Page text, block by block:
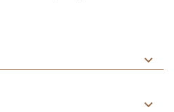
keyboard_arrow_down
keyboard_arrow_down